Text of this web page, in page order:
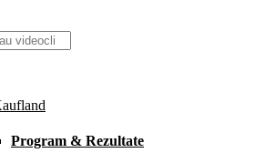
Program & Rezultate